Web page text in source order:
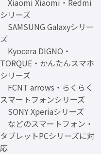
シリーズ
SAMSUNG Galaxyシリー
ズ
Kyocera DIGNO・
TORQUE・かんたんスマホ
シリーズ
FCNT arrows・らくらく
スマートフォンシリーズ
SONY Xperiaシリーズ
などのスマートフォン・
タブレットPCシリーズに対
応